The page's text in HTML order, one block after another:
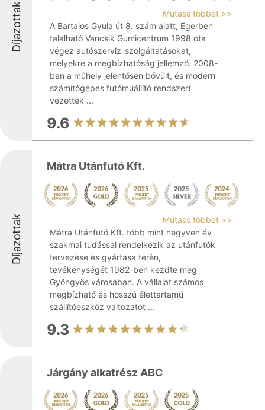
Díjazottak
Mutass többet >>
A Bartalos Gyula út 8. szám alatt, Egerben
található Vancsik Gumicentrum 1998 óta
végez autószerviz-szolgáltatásokat,
melyekre a megbízhatóság jellemző. 2008-
ban a műhely jelentősen bővült, és modern
számítógépes futóműállító rendszert
vezettek ...
9.6
Díjazottak
Mátra Utánfutó Kft.
Mutass többet >>
Mátra Utánfutó Kft. több mint negyven év
szakmai tudással rendelkezik az utánfutók
tervezése és gyártása terén,
tevékenységét 1982-ben kezdte meg
Gyöngyös városában. A vállalat számos
megbízható és hosszú élettartamú
szállítóeszköz változatot ...
9.3
Járgány alkatrész ABC